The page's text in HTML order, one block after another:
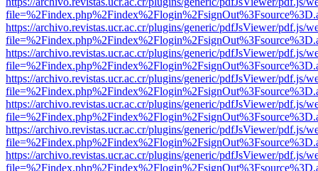
https://archivo.revistas.ucr.ac.cr/plugins/generic/pdfJsViewer/pdf.js/
https://archivo.revistas.ucr.ac.cr/plugins/generic/pdfJsViewer/pdf.js/
https://archivo.revistas.ucr.ac.cr/plugins/generic/pdfJsViewer/pdf.js/
https://archivo.revistas.ucr.ac.cr/plugins/generic/pdfJsViewer/pdf.js/
https://archivo.revistas.ucr.ac.cr/plugins/generic/pdfJsViewer/pdf.js/
https://archivo.revistas.ucr.ac.cr/plugins/generic/pdfJsViewer/pdf.js/